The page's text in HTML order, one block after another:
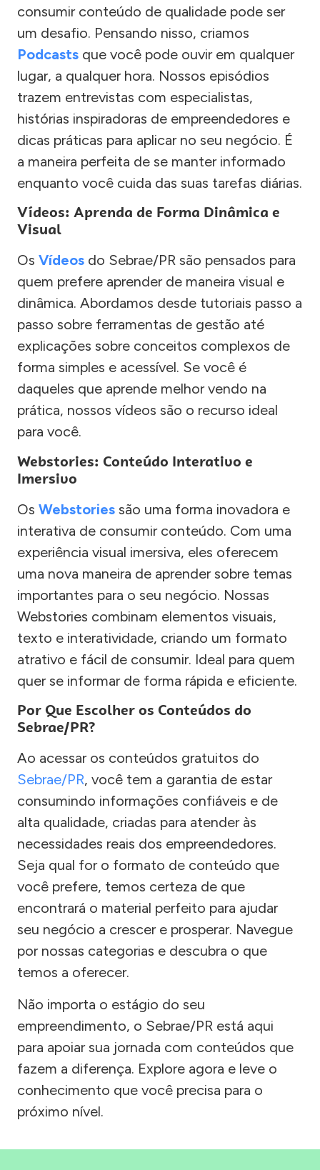
consumir conteúdo de qualidade pode ser
um desafio. Pensando nisso, criamos
Podcasts que você pode ouvir em qualquer
lugar, a qualquer hora. Nossos episódios
trazem entrevistas com especialistas,
histórias inspiradoras de empreendedores e
dicas práticas para aplicar no seu negócio. É
a maneira perfeita de se manter informado
enquanto você cuida das suas tarefas diárias.
Vídeos: Aprenda de Forma Dinâmica e
Visual
Os Vídeos do Sebrae/PR são pensados para
quem prefere aprender de maneira visual e
dinâmica. Abordamos desde tutoriais passo a
passo sobre ferramentas de gestão até
explicações sobre conceitos complexos de
forma simples e acessível. Se você é
daqueles que aprende melhor vendo na
prática, nossos vídeos são o recurso ideal
para você.
Webstories: Conteúdo Interativo e
Imersivo
Os Webstories são uma forma inovadora e
interativa de consumir conteúdo. Com uma
experiência visual imersiva, eles oferecem
uma nova maneira de aprender sobre temas
importantes para o seu negócio. Nossas
Webstories combinam elementos visuais,
texto e interatividade, criando um formato
atrativo e fácil de consumir. Ideal para quem
quer se informar de forma rápida e eficiente.
Por Que Escolher os Conteúdos do
Sebrae/PR?
Ao acessar os conteúdos gratuitos do
Sebrae/PR, você tem a garantia de estar
consumindo informações confiáveis e de
alta qualidade, criadas para atender às
necessidades reais dos empreendedores.
Seja qual for o formato de conteúdo que
você prefere, temos certeza de que
encontrará o material perfeito para ajudar
seu negócio a crescer e prosperar. Navegue
por nossas categorias e descubra o que
temos a oferecer.
Não importa o estágio do seu
empreendimento, o Sebrae/PR está aqui
para apoiar sua jornada com conteúdos que
fazem a diferença. Explore agora e leve o
conhecimento que você precisa para o
próximo nível.